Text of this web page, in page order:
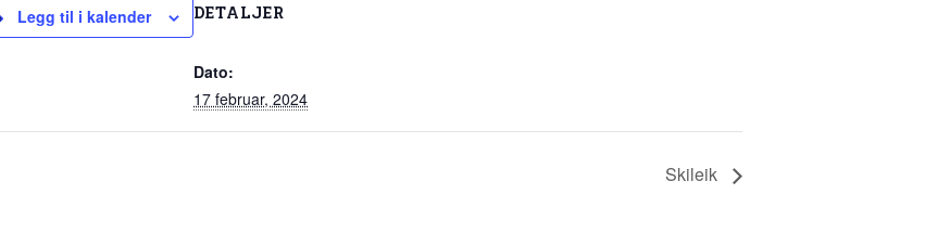
Legg til i kalender DETALJER
Dato:
17 februar, 2024
Skileik